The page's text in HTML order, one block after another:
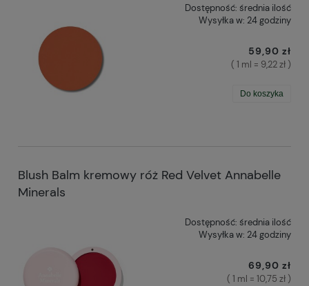
Dostępność: średnia ilość
Wysyłka w: 24 godziny
59,90 zł
( 1 ml = 9,22 zł )
Do koszyka
Blush Balm kremowy róż Red Velvet Annabelle
Minerals
Dostępność: średnia ilość
Wysyłka w: 24 godziny
69,90 zł
( 1 ml = 10,75 zł )